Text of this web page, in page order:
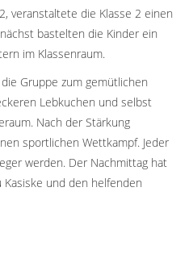
veranstaltete die Klasse 2 einen
bastelten die Kinder ein
im Klassenraum.
Gruppe zum gemütlichen
Lebkuchen und selbst
Nach der Stärkung
sportlichen Wettkampf. Jeder
werden. Der Nachmittag hat
Kasiske und den helfenden